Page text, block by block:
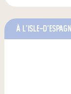
à L'Isle-